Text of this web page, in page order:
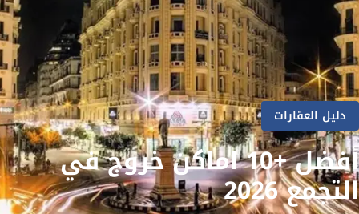
دليل العقارات
أفضل +10 اماكن خروج في
التجمع 2026